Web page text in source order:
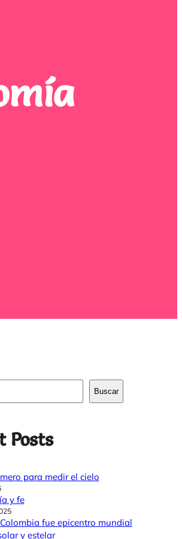
Buscar
Posts
para medir el cielo
y fe
fue epicentro mundial
y estelar